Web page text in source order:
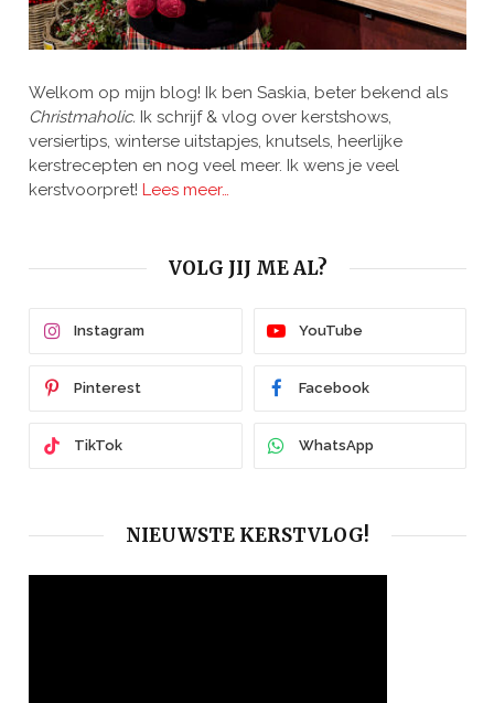
Welkom op mijn blog! Ik ben Saskia, beter bekend als
Christmaholic. Ik schrijf & vlog over kerstshows,
versiertips, winterse uitstapjes, knutsels, heerlijke
kerstrecepten en nog veel meer. Ik wens je veel
kerstvoorpret! Lees meer…
VOLG JIJ ME AL?
Instagram YouTube
Pinterest Facebook
TikTok WhatsApp
NIEUWSTE KERSTVLOG!